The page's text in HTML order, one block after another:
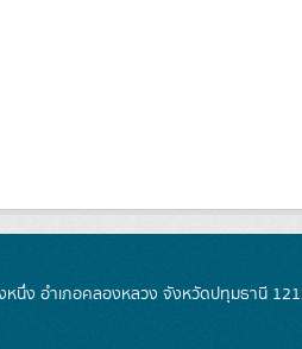
นึ่ง อำเภอคลองหลวง จังหวัดปทุมธานี